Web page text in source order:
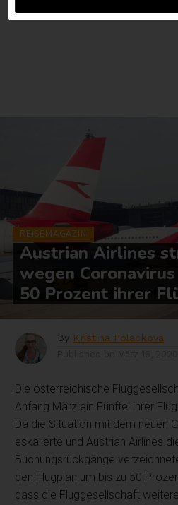
REISEMAGAZIN
Austrian Airlines
wegen
50 Prozent ihrer
By Kristina Polackova
Die österreichische
Anfang März ein Fünftel ihrer
Da die Situation mit dem neuen
eskalierte und Austrian Airlines
Buchungsrückgänge
den Flugplan um bis zu 50
dass die Fluggesellschaft